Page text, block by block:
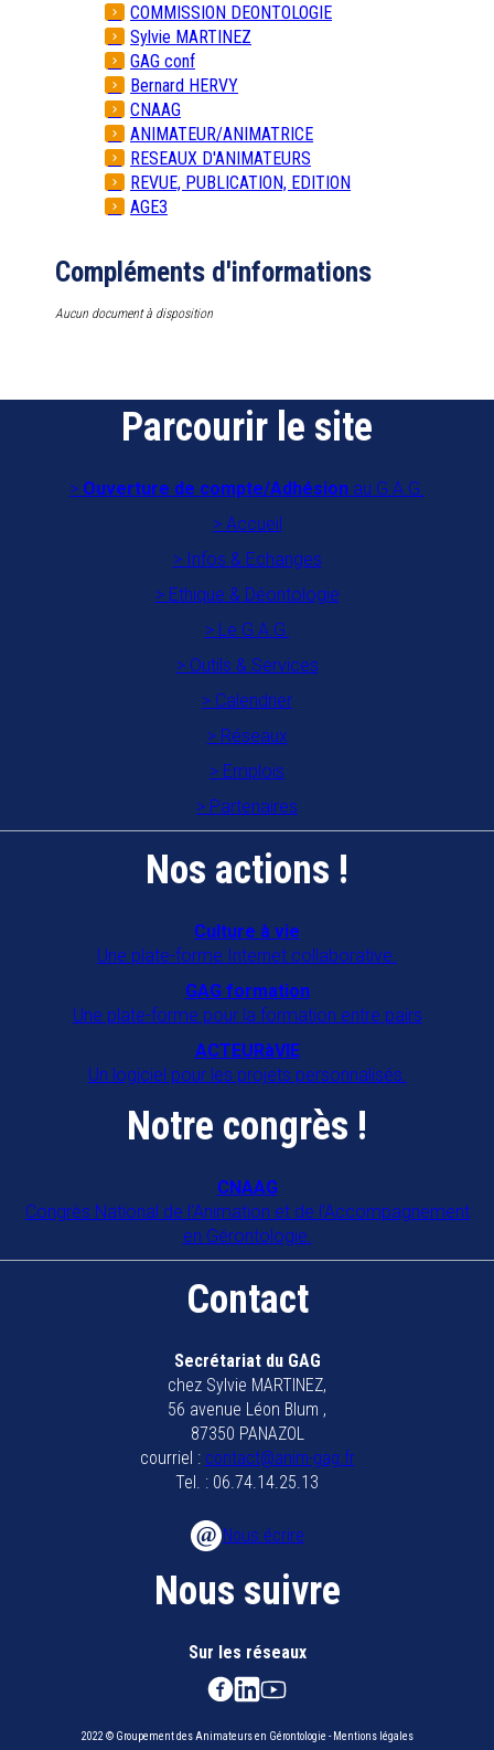
COMMISSION DEONTOLOGIE
Sylvie MARTINEZ
GAG conf
Bernard HERVY
CNAAG
ANIMATEUR/ANIMATRICE
RESEAUX D'ANIMATEURS
REVUE, PUBLICATION, EDITION
AGE3
Compléments d'informations
Aucun document à disposition
Parcourir le site
Ouverture de compte/Adhésion au G.A.G.
Accueil
Infos & Echanges
Ethique & Déontologie
Le G.A.G.
Outils & Services
Calendrier
Réseaux
Emplois
Partenaires
Nos actions !
Culture à vie
Une plate-forme Internet collaborative.
GAG formation
Une plate-forme pour la formation entre pairs
ACTEURàVIE
Un logiciel pour les projets personnalisés.
Notre congrès !
CNAAG
Congrès National de l'Animation et de l'Accompagnement
en Gérontologie.
Contact
Secrétariat du GAG
chez Sylvie MARTINEZ,
56 avenue Léon Blum ,
87350 PANAZOL
courriel : contact@anim-gag.fr
Tel. : 06.74.14.25.13
Nous écrire
Nous suivre
Sur les réseaux
2022 © Groupement des Animateurs en Gérontologie - Mentions légales